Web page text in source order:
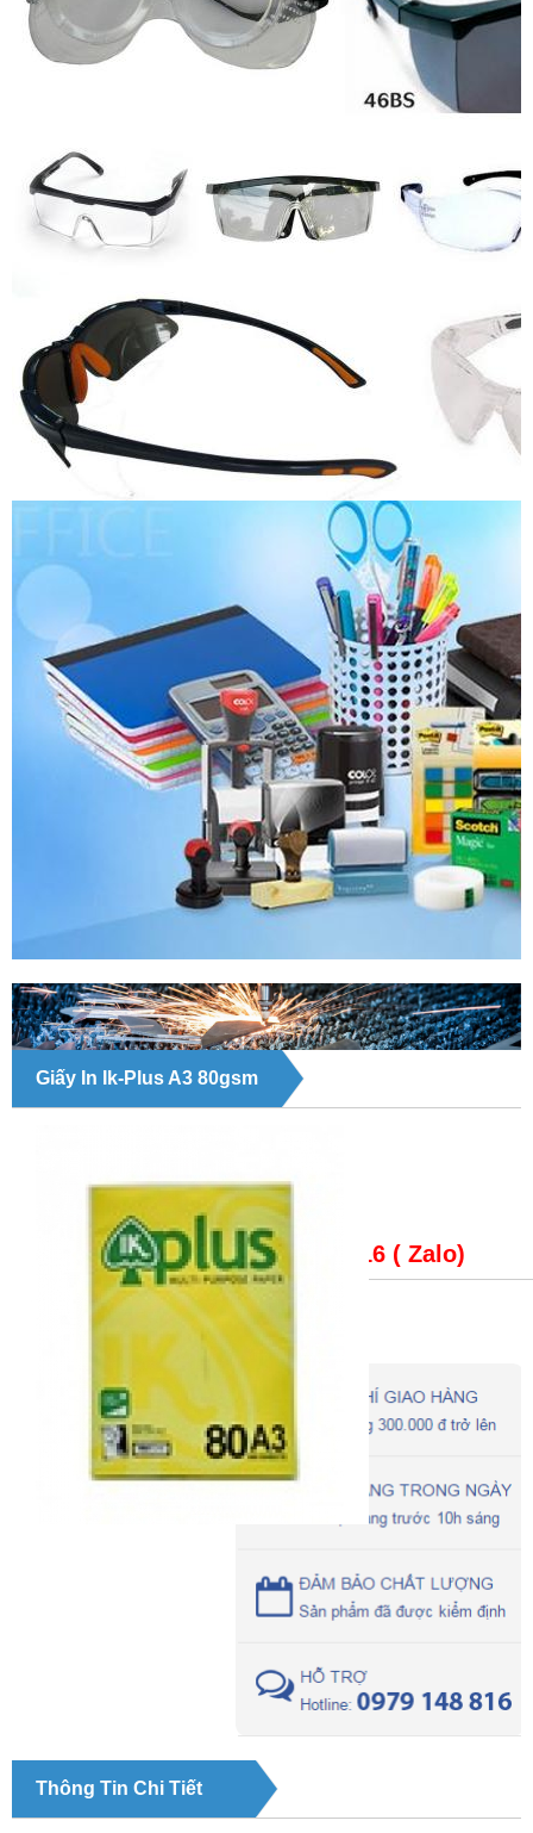
Giấy In Ik-Plus A3 80gsm
Giá bán: LH: 0979148816 ( Zalo)
Trạng thái : Giấy in ik-plus A3 80gsm
Thông Tin Chi Tiết